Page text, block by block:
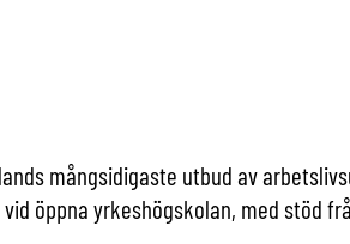
mångsidigaste utbud av
öppna yrkeshögskolan, med stöd